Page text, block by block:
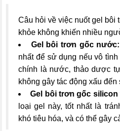
Câu hỏi về việc nuốt gel bôi
khỏe không khiến nhiều
Gel bôi trơn gốc nước:
nhất để sử dụng nếu vô
chính là nước, thảo dược
không gây tác động xấu đến
Gel bôi trơn gốc silicon
loại gel này, tốt nhất là
khó tiêu hóa, và có thể gây